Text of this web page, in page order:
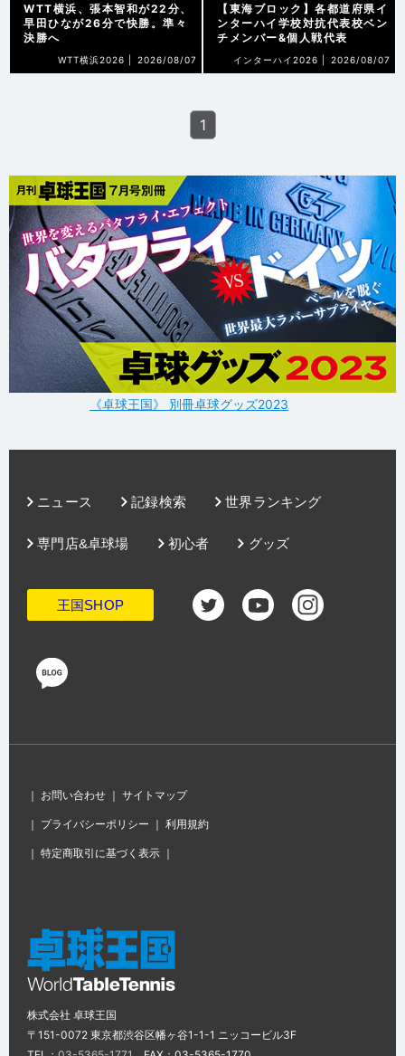
WTT横浜、張本智和が22分、
早田ひなが26分で快勝。準々
決勝へ
WTT横浜2026 | 2026/08/07
【東海ブロック】各都道府県イ
ンターハイ学校対抗代表校ベン
チメンバー&個人戦代表
インターハイ2026 | 2026/08/07
1
《卓球王国》 別冊卓球グッズ2023
ニュース 記録検索 世界ランキング
グッズ
専門店&卓球場 初心者
王国SHOP
｜ お問い合わせ ｜ サイトマップ
｜ プライバシーポリシー ｜ 利用規約
｜ 特定商取引に基づく表示 ｜
株式会社 卓球王国
〒151-0072 東京都渋谷区幡ヶ谷1-1-1 ニッコービル3F